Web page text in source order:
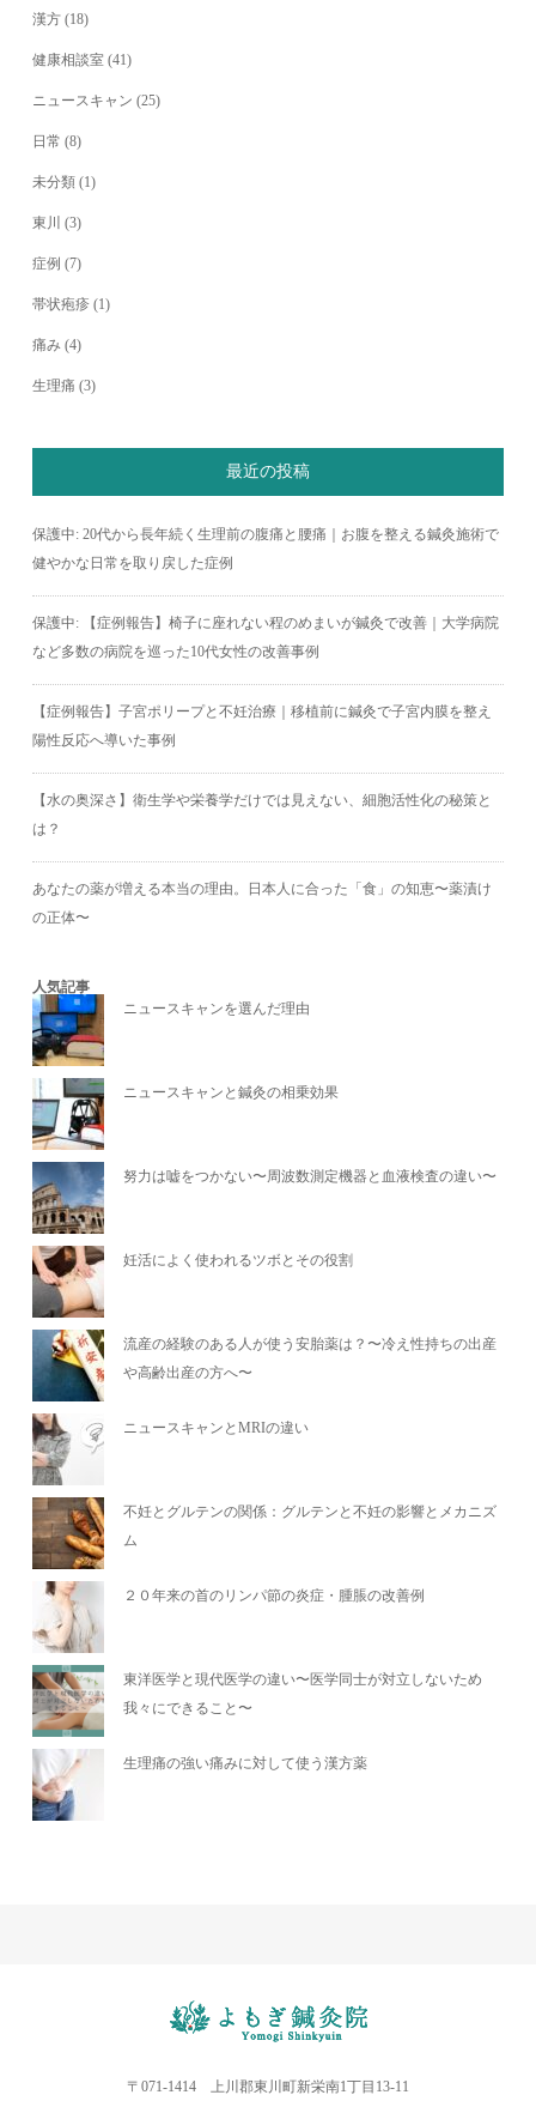
漢方 (18)
健康相談室 (41)
ニュースキャン (25)
日常 (8)
未分類 (1)
東川 (3)
症例 (7)
帯状疱疹 (1)
痛み (4)
生理痛 (3)
最近の投稿
保護中: 20代から長年続く生理前の腹痛と腰痛｜お腹を整える鍼灸施術で
健やかな日常を取り戻した症例
保護中: 【症例報告】椅子に座れない程のめまいが鍼灸で改善｜大学病院
など多数の病院を巡った10代女性の改善事例
【症例報告】子宮ポリープと不妊治療｜移植前に鍼灸で子宮内膜を整え
陽性反応へ導いた事例
【水の奥深さ】衛生学や栄養学だけでは見えない、細胞活性化の秘策と
は？
あなたの薬が増える本当の理由。日本人に合った「食」の知恵〜薬漬け
の正体〜
人気記事
ニュースキャンを選んだ理由
ニュースキャンと鍼灸の相乗効果
努力は嘘をつかない〜周波数測定機器と血液検査の違い〜
妊活によく使われるツボとその役割
流産の経験のある人が使う安胎薬は？〜冷え性持ちの出産
や高齢出産の方へ〜
ニュースキャンとMRIの違い
不妊とグルテンの関係：グルテンと不妊の影響とメカニズ
ム
２０年来の首のリンパ節の炎症・腫脹の改善例
東洋医学と現代医学の違い〜医学同士が対立しないため
我々にできること〜
生理痛の強い痛みに対して使う漢方薬
〒071-1414 上川郡東川町新栄南1丁目13-11